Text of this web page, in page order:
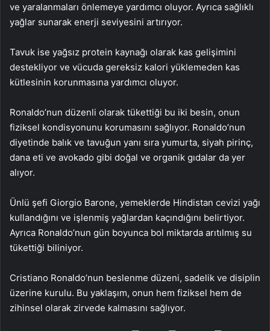
ve yaralanmaları önlemeye yardımcı oluyor. Ayrıca sağlıklı
yağlar sunarak enerji seviyesini artırıyor.
Tavuk ise yağsız protein kaynağı olarak kas gelişimini
destekliyor ve vücuda gereksiz kalori yüklemeden kas
kütlesinin korunmasına yardımcı oluyor.
Ronaldo’nun düzenli olarak tükettiği bu iki besin, onun
fiziksel kondisyonunu korumasını sağlıyor. Ronaldo’nun
diyetinde balık ve tavuğun yanı sıra yumurta, siyah pirinç,
dana eti ve avokado gibi doğal ve organik gıdalar da yer
alıyor.
Ünlü şefi Giorgio Barone, yemeklerde Hindistan cevizi yağı
kullandığını ve işlenmiş yağlardan kaçındığını belirtiyor.
Ayrıca Ronaldo’nun gün boyunca bol miktarda arıtılmış su
tükettiği biliniyor.
Cristiano Ronaldo’nun beslenme düzeni, sadelik ve disiplin
üzerine kurulu. Bu yaklaşım, onun hem fiziksel hem de
zihinsel olarak zirvede kalmasını sağlıyor.